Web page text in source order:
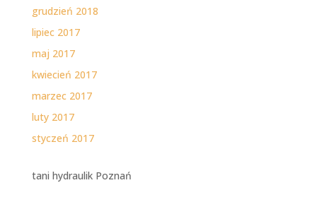
grudzień 2018
lipiec 2017
maj 2017
kwiecień 2017
marzec 2017
luty 2017
styczeń 2017
tani hydraulik Poznań